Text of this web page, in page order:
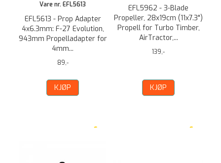
Vare nr. EFL5613
EFL5613 - Prop Adapter
4x6.3mm: F-27 Evolution,
943mm Propelladapter for
4mm...
89,-
KJØP
EFL5962 - 3-Blade
Propeller, 28x19cm (11x7.3")
Propell for Turbo Timber,
AirTractor,...
139,-
KJØP